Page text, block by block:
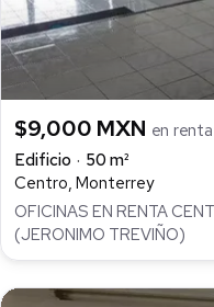
$9,000 MXN en renta
Edificio
50 m²
Centro, Monterrey
OFICINAS EN RENTA
(JERONIMO TREVIÑO)